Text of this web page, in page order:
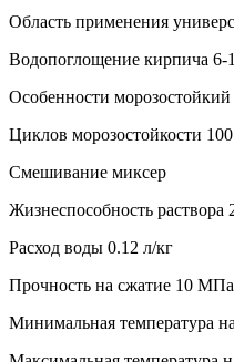
Область применения
Водопоглощение кирпича 6-
Особенности морозостойкий
Циклов морозостойкости 100
Смешивание миксер
Жизнеспособность раствора
Расход воды 0.12 л/кг
Прочность на сжатие 10 МПа
Минимальная температура